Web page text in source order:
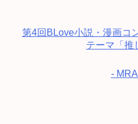
第4回BLove小説・漫画コ
テーマ「推
-